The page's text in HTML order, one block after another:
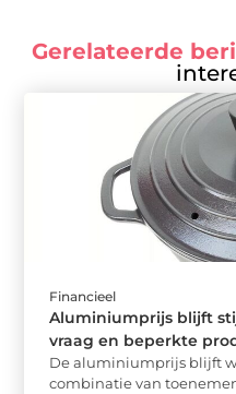
Gerelateerde
Financieel
Aluminiumprijs blijft
vraag en beperkte
De aluminiumprijs blijft
combinatie van